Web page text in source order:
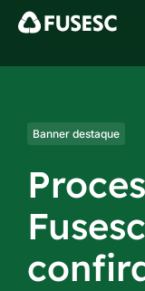
Banner destaque